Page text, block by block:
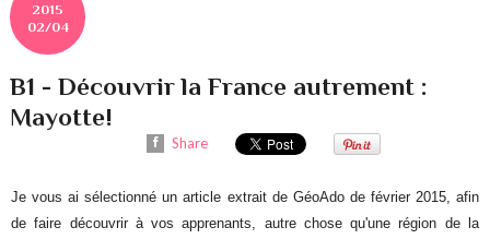
2015
02/04
B1 - Découvrir la France autrement :
Mayotte!
Share
Je vous ai sélectionné un article extrait de GéoAdo de février 2015, afin
de faire découvrir à vos apprenants, autre chose qu'une région de la